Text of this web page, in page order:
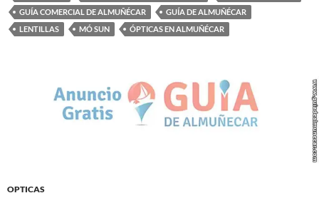
GUÍA COMERCIAL DE ALMUÑÉCAR
GUÍA DE ALMUÑÉCAR
LENTILLAS
MÓ SUN ÓPTICAS EN ALMUÑÉCAR
OPTICAS